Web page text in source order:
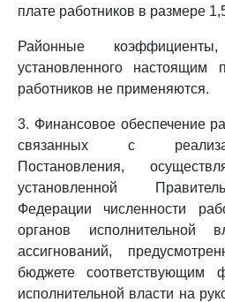
плате работников в размере
Районные
установленного настоящим
работников не применяются.
3. Финансовое обеспечение
связанных с
Постановления,
установленной
Федерации численности
органов исполнительной
ассигнований,
бюджете соответствующим
исполнительной власти на